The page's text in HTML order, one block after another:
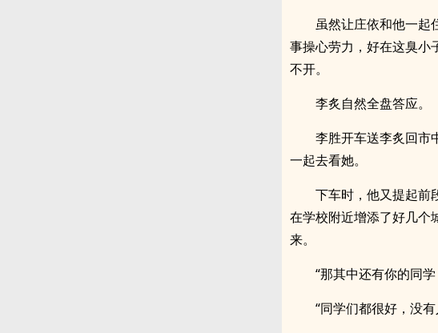
虽然让庄依和他一起
事操心劳力，好在这臭小
不开。
李炙自然全盘答应。
李胜开车送李炙回市
一起去看她。
下车时，他又提起前
在学校附近增添了好几个
来。
“那其中还有你的同
“同学们都很好，没